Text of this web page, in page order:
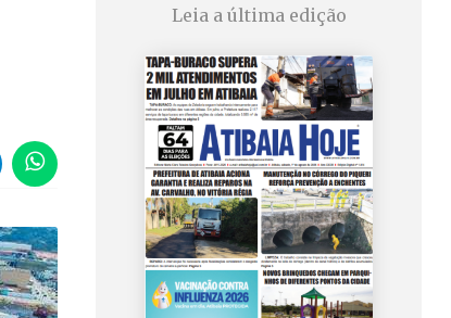
Leia a última edição